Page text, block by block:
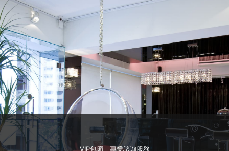
VIP包廂、專業諮詢服務